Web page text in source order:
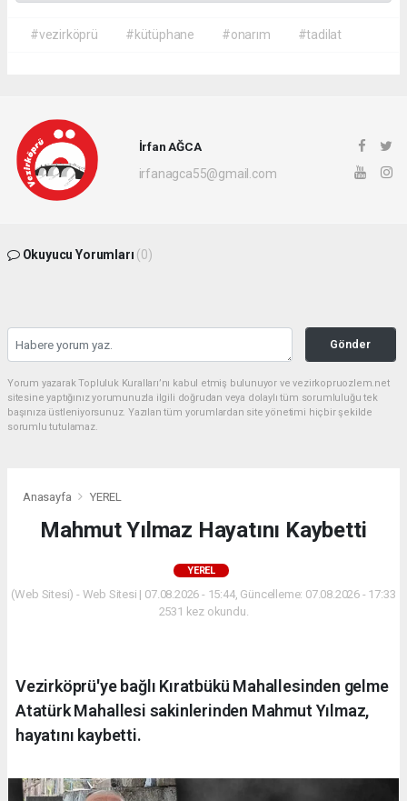
#vezirköprü #kütüphane #onarım #tadilat
İrfan AĞCA
irfanagca55@gmail.com
Okuyucu Yorumları (0)
Gönder
Yorum yazarak Topluluk Kuralları’nı kabul etmiş bulunuyor ve vezirkopruozlem.net
sitesine yaptığınız yorumunuzla ilgili doğrudan veya dolaylı tüm sorumluluğu tek
başınıza üstleniyorsunuz. Yazılan tüm yorumlardan site yönetimi hiçbir şekilde
sorumlu tutulamaz.
Anasayfa YEREL
Mahmut Yılmaz Hayatını Kaybetti
YEREL
(Web Sitesi) - Web Sitesi | 07.08.2026 - 15:44, Güncelleme: 07.08.2026 - 17:33
2531 kez okundu.
Vezirköprü'ye bağlı Kıratbükü Mahallesinden gelme
Atatürk Mahallesi sakinlerinden Mahmut Yılmaz,
hayatını kaybetti.